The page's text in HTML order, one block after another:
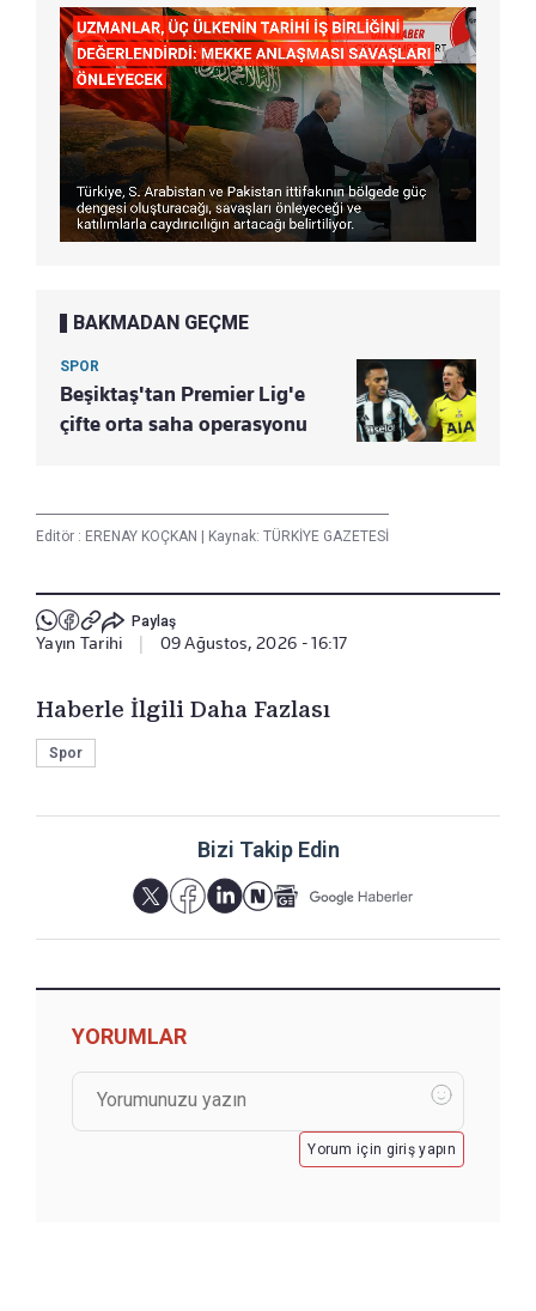
BAKMADAN GEÇME
SPOR
Beşiktaş'tan Premier Lig'e
çifte orta saha operasyonu
Editör : ERENAY KOÇKAN | Kaynak: TÜRKİYE GAZETESİ
Paylaş
Yayın Tarihi 09 Ağustos, 2026 - 16:17
Haberle İlgili Daha Fazlası
Spor
Bizi Takip Edin
YORUMLAR
Yorum için giriş yapın